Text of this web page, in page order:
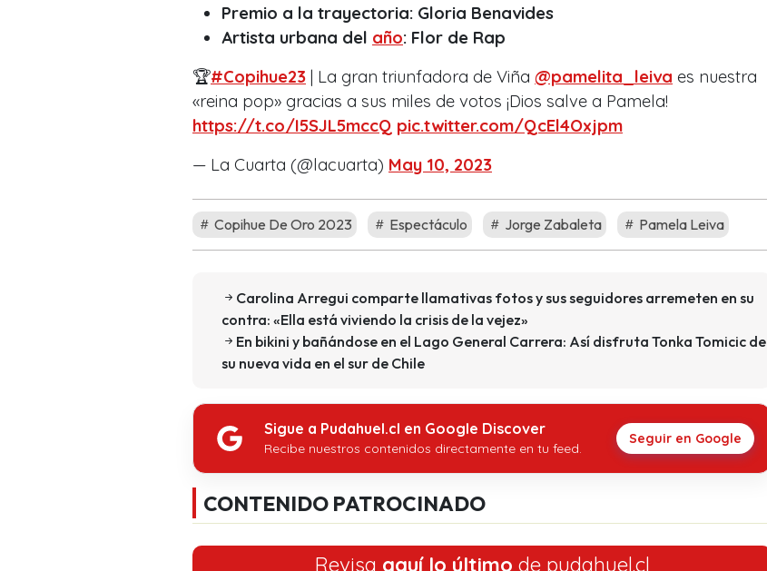
Premio a la trayectoria: Gloria Benavides
Artista urbana del año: Flor de Rap
🏆#Copihue23 | La gran triunfadora de Viña @pamelita_leiva es nuestra
«reina pop» gracias a sus miles de votos ¡Dios salve a Pamela!
https://t.co/I5SJL5mccQ pic.twitter.com/QcEl4Oxjpm
— La Cuarta (@lacuarta) May 10, 2023
Copihue De Oro 2023 Espectáculo Jorge Zabaleta Pamela Leiva
Carolina Arregui comparte llamativas fotos y sus seguidores arremeten en su
contra: «Ella está viviendo la crisis de la vejez»
En bikini y bañándose en el Lago General Carrera: Así disfruta Tonka Tomicic de
su nueva vida en el sur de Chile
Sigue a Pudahuel.cl en Google Discover
Recibe nuestros contenidos directamente en tu feed.
Seguir en Google
CONTENIDO PATROCINADO
Revisa aquí lo último de pudahuel.cl